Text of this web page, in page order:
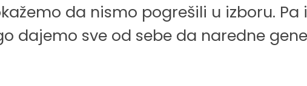
da nismo pogrešili u izboru.
dajemo sve od sebe da naredne